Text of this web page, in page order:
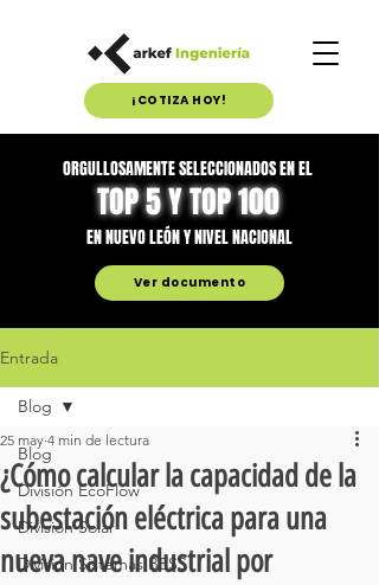
¡COTIZA HOY!
ORGULLOSAMENTE SELECCIONADOS EN EL
TOP 5 Y TOP 100
EN NUEVO LEÓN Y NIVEL NACIONAL
Ver documento
Entrada
Blog
División EcoFlow
División Solar
División Sistemas BESS
Blog
¿Cómo calcular la capacidad de la
subestación eléctrica para una
nueva nave industrial por
25 may 4 min de lectura